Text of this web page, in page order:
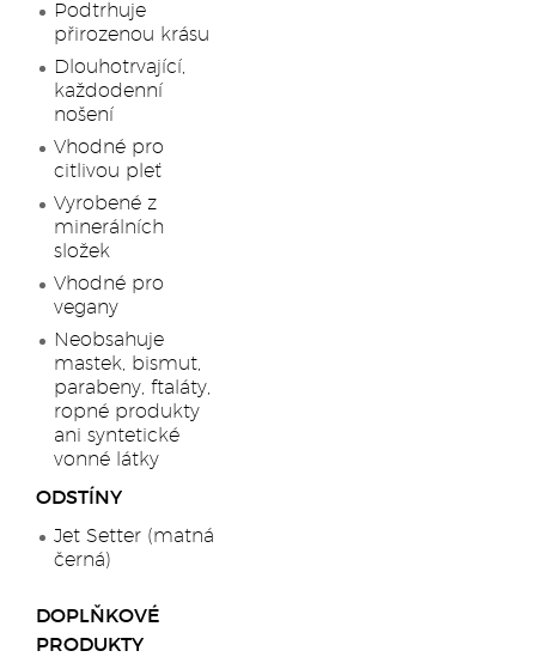
Podtrhuje
přirozenou krásu
Dlouhotrvající,
každodenní
nošení
Vhodné pro
citlivou pleť
Vyrobené z
minerálních
složek
Vhodné pro
vegany
Neobsahuje
mastek, bismut,
parabeny, ftaláty,
ropné produkty
ani syntetické
vonné látky
ODSTÍNY
Jet Setter (matná
černá)
DOPLŇKOVÉ
PRODUKTY